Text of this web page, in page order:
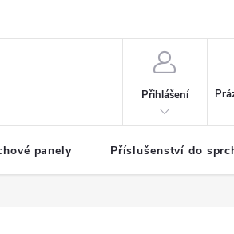
Přihlášení
panely Příslušenství do